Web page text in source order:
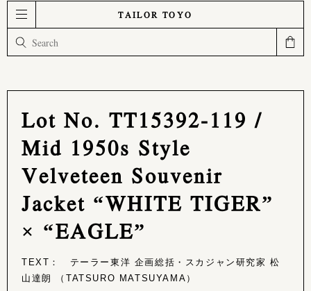
TAILOR TOYO
Lot No. TT15392-119 /
Mid 1950s Style
Velveteen Souvenir
Jacket “WHITE TIGER”
× “EAGLE”
TEXT： テーラー東洋 企画総括・スカジャン研究家 松
山達朗 （TATSURO MATSUYAMA）